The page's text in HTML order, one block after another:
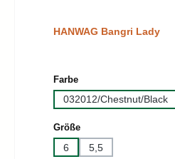
HANWAG Bangri Lady
Farbeauswählen
032012/Chestnut/Black
Größeauswählen
6 5,5